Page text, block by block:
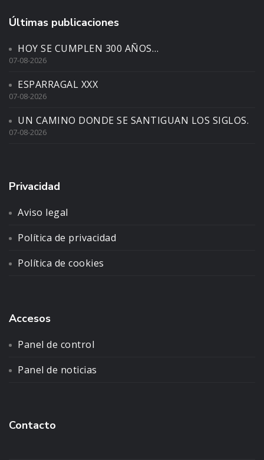
Últimas publicaciones
HOY SE CUMPLEN 300 AÑOS…
07-08-2026
ESPARRAGAL XXX
07-08-2026
UN CAMINO DONDE SE SANTIGUAN LOS SIGLOS.
07-08-2026
Privacidad
Aviso legal
Política de privacidad
Política de cookies
Accesos
Panel de control
Panel de noticias
Contacto